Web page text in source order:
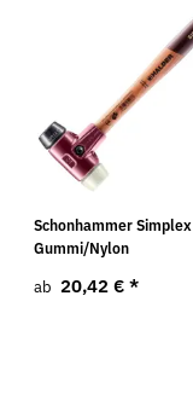
Schonhammer Simplex
Gummi/Nylon
ab 20,42 € *